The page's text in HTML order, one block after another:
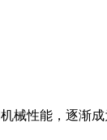
械性能，逐渐